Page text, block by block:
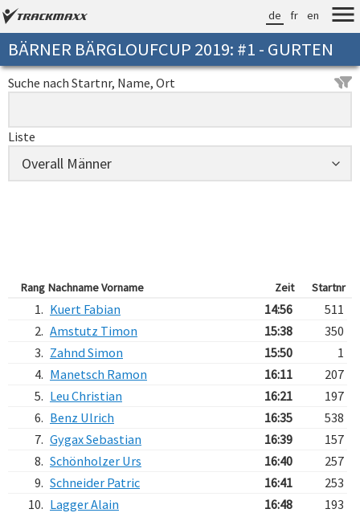
de fr en
BÄRNER BÄRGLOUFCUP 2019: #1 - GURTEN
Suche nach Startnr, Name, Ort
Liste
Rang Nachname Vorname Zeit Startnr
1. Kuert Fabian 14:56
511
2. Amstutz Timon 15:38
350
3. Zahnd Simon 15:50
1
4. Manetsch Ramon 16:11
207
5. Leu Christian 16:21
197
6. Benz Ulrich 16:35
538
7. Gygax Sebastian 16:39
157
8. Schönholzer Urs 16:40
257
9. Schneider Patric 16:41
253
10. Lagger Alain 16:48
193